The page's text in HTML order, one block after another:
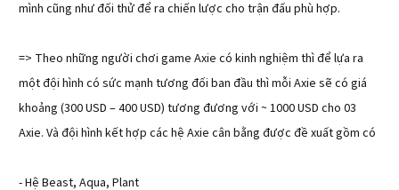
mình cũng như đối thử để ra chiến lược cho trận đấu phù hợp.
=> Theo những người chơi game Axie có kinh nghiệm thì để lựa ra
một đội hình có sức mạnh tương đối ban đầu thì mỗi Axie sẽ có giá
khoảng (300 USD – 400 USD) tương đương với ~ 1000 USD cho 03
Axie. Và đội hình kết hợp các hệ Axie cân bằng được đề xuất gồm có
- Hệ Beast, Aqua, Plant